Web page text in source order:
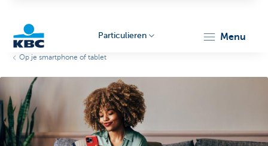
Particulieren menu
Op je smartphone of tablet